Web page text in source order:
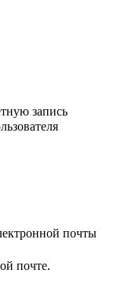
запись
почты
почте.